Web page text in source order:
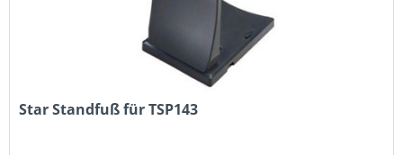
Star Standfuß für TSP143